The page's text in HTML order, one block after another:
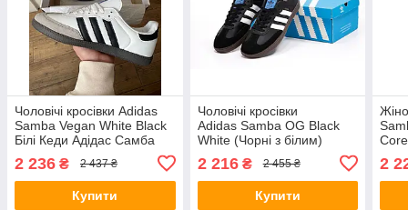
Чоловічі кросівки Adidas
Samba Vegan White Black
Білі Кеди Адідас Самба
демісезон
2 236 ₴ 2 437 ₴
Купити
Чоловічі кросівки
Adidas Samba OG Black
White (Чорні з білим)
Взуття Адідас Самба ОГ
повсякденні натуральний
замш текстиль 42 рзм
2 216₴ 2 455 ₴
Купити
2